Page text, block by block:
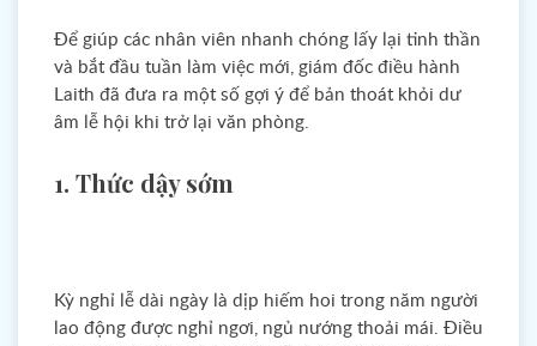
Để giúp các nhân viên nhanh chóng lấy lại tinh thần
và bắt đầu tuần làm việc mới, giám đốc điều hành
Laith đã đưa ra một số gợi ý để bản thoát khỏi dư
âm lễ hội khi trở lại văn phòng.
1. Thức dậy sớm
Kỳ nghỉ lễ dài ngày là dịp hiếm hoi trong năm người
lao động được nghỉ ngơi, ngủ nướng thoải mái. Điều